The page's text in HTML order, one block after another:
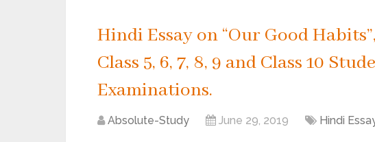
Hindi Essay on “Our Good
Class 5, 6, 7, 8, 9 and Class 10
Examinations.
Absolute-Study June 29, 2019 Hindi